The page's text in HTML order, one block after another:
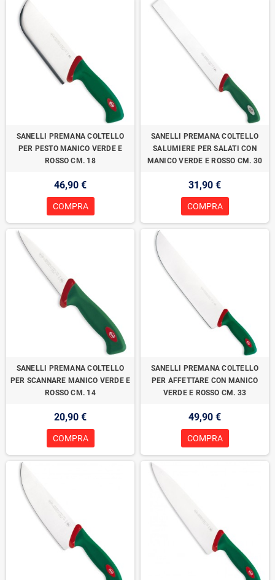
SANELLI PREMANA COLTELLO
PER PESTO MANICO VERDE E
ROSSO CM. 18
46,90 €
COMPRA
SANELLI PREMANA COLTELLO
SALUMIERE PER SALATI CON
MANICO VERDE E ROSSO CM. 30
31,90 €
COMPRA
SANELLI PREMANA COLTELLO
PER SCANNARE MANICO VERDE E
ROSSO CM. 14
20,90 €
COMPRA
SANELLI PREMANA COLTELLO
PER AFFETTARE CON MANICO
VERDE E ROSSO CM. 33
49,90 €
COMPRA